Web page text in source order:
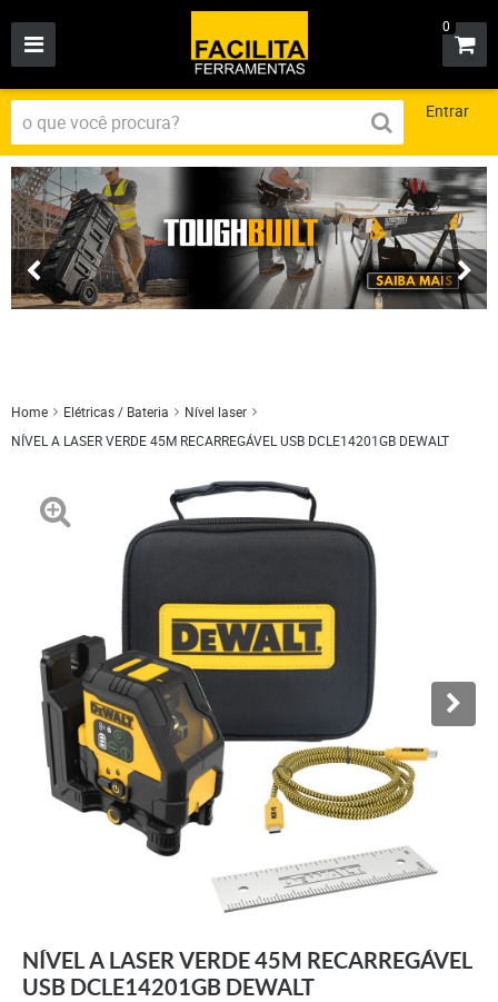
0
Entrar
Home Elétricas / Bateria
Nível laser
NÍVEL A LASER VERDE 45M RECARREGÁVEL USB DCLE14201GB DEWALT
NÍVEL A LASER VERDE 45M RECARREGÁVEL
USB DCLE14201GB DEWALT